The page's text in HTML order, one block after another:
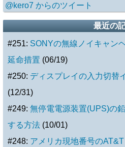
@kero7 からのツイート
最近の
#251: SONYの無線ノイキャン
延命措置 (06/19)
#250: ディスプレイの入力切替
(12/31)
#249: 無停電電源装置(UPS)の
する方法(10/01)
#248: アメリカ現地番号の